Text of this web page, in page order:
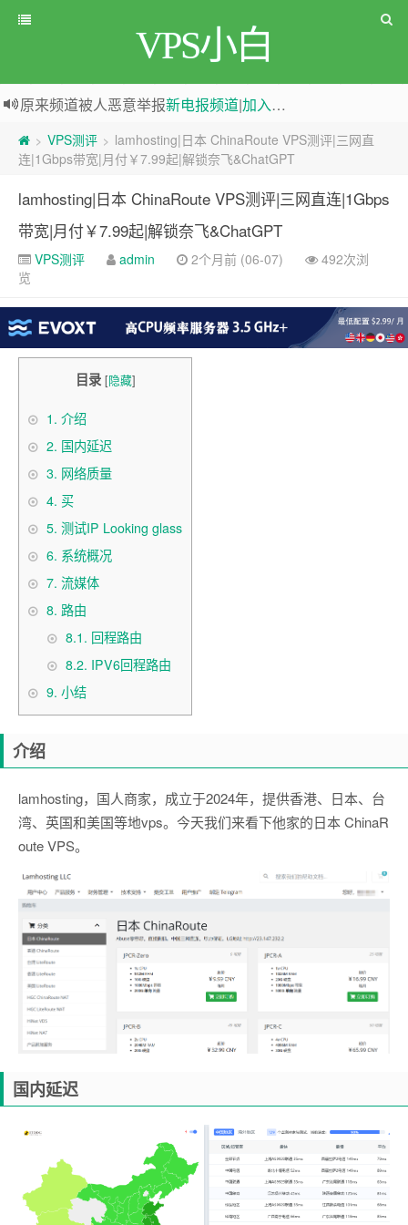
VPS小白
原来频道被人恶意举报新电报频道|加入电报群
greenwebpage|香港|日本|新加坡|美国等多地vps测评|移动直连|1Gbps带宽|年付€29
> VPS测评 > lamhosting|日本 ChinaRoute VPS测评|三网直
连|1Gbps带宽|月付￥7.99起|解锁奈飞&ChatGPT
lamhosting|日本 ChinaRoute VPS测评|三网直连|1Gbps
带宽|月付￥7.99起|解锁奈飞&ChatGPT
VPS测评 admin 2个月前 (06-07)
492次浏
览
目录 [隐藏]
1. 介绍
2. 国内延迟
3. 网络质量
4. 买
5. 测试IP Looking glass
6. 系统概况
7. 流媒体
8. 路由
8.1. 回程路由
8.2. IPV6回程路由
9. 小结
介绍
lamhosting，国人商家，成立于2024年，提供香港、日本、台
湾、英国和美国等地vps。今天我们来看下他家的日本 ChinaR
oute VPS。
国内延迟